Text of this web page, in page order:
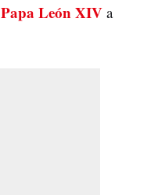
Papa León XIV a